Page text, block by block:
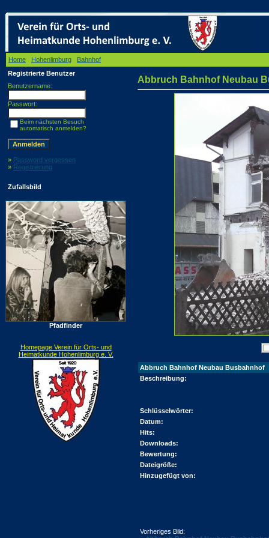
Home Hohenlimburg Bahnhof
Registrierte Benutzer
Benutzername:
Passwort:
Beim nächsten Besuch
automatisch anmelden?
» Password vergessen
» Registrierung
Zufallsbild
Pfadfinder
Homepage Verein für Orts- und
Heimatkunde Hohenlimburg e. V.
Abbruch Bahnhof Neubau
Abbruch Bahnhof Neubau Busbahnhof
Beschreibung:
Schlüsselwörter:
Datum:
Hits:
Downloads:
Bewertung:
Dateigröße:
Hinzugefügt von:
Vorheriges Bild: